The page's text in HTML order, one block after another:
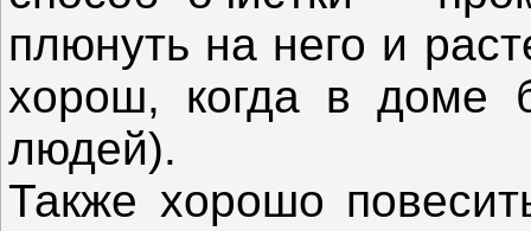
плюнуть на него и
хорош, когда в доме
людей).
Также хорошо